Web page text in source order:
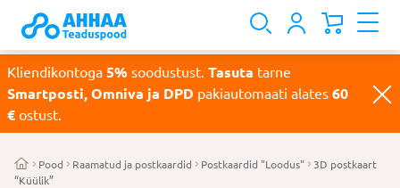
Kliendikontoga 5% soodustust. Tasuta tarne
Smartposti, Omniva ja DPD pakiautomaati alates 60
€ ostust.
Pood Raamatud ja postkaardid Postkaardid "Loodus"
3D postkaart
“Küülik”